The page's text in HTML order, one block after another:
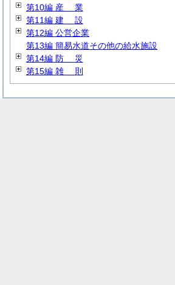
第10編 産 業
第11編 建 設
第12編 公営企業
第13編 簡易水道その他の給水施設
第14編 防 災
第15編 雑 則